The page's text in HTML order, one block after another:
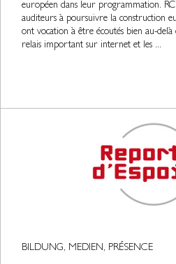
européen dans leur programmation.
auditeurs à poursuivre la construction
ont vocation à être écoutés bien au-delà
relais important sur internet et les ...
BILDUNG, MEDIEN, PRÉSENCE